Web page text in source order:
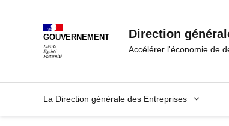
GOUVERNEMENT Direction
Accélérer l'économie de
La Direction générale des Entreprises